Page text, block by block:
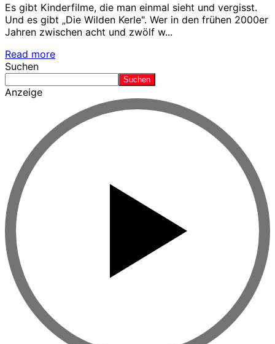
Es gibt Kinderfilme, die man einmal sieht und vergisst.
Und es gibt „Die Wilden Kerle". Wer in den frühen 2000er
Jahren zwischen acht und zwölf w...
Read more
Suchen
Suchen
Anzeige